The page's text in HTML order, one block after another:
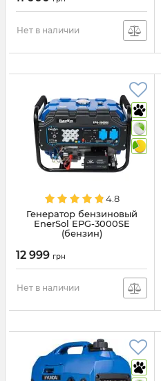
Нет в наличии
4.8
Генератор бензиновый
EnerSol EPG-3000SE
(бензин)
12 999 грн
Нет в наличии